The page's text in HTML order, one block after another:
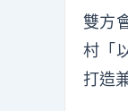
雙方
村「
打造